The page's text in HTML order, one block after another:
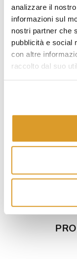
analizzare il
informazioni sul
nostri partner che
pubblicità e social
con altre
raccolto dal suo